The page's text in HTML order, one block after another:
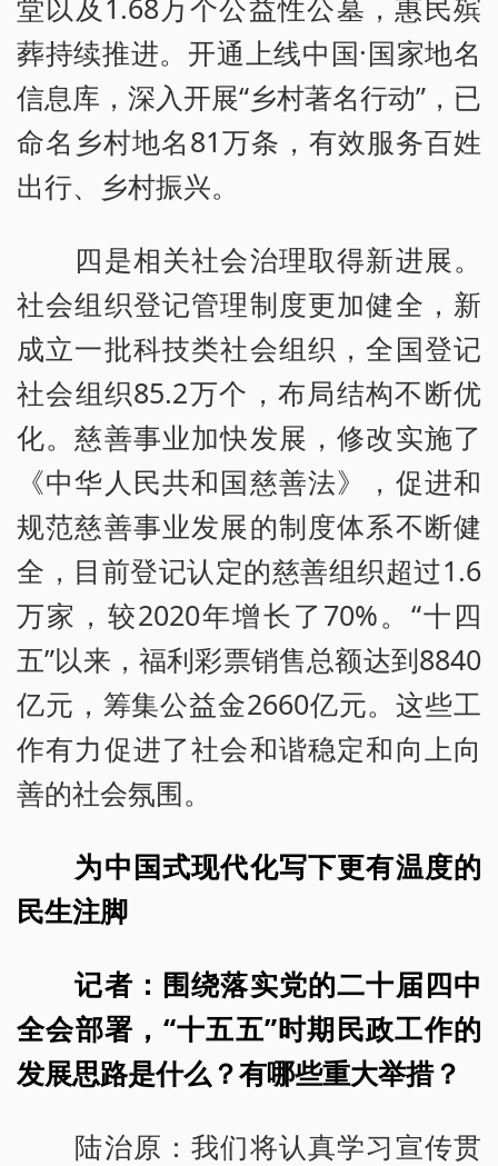
堂以及1.68万个公益性公墓，惠民殡
葬持续推进。开通上线中国·国家地名
信息库，深入开展“乡村著名行动”，已
命名乡村地名81万条，有效服务百姓
出行、乡村振兴。
四是相关社会治理取得新进展。
社会组织登记管理制度更加健全，新
成立一批科技类社会组织，全国登记
社会组织85.2万个，布局结构不断优
化。慈善事业加快发展，修改实施了
《中华人民共和国慈善法》，促进和
规范慈善事业发展的制度体系不断健
全，目前登记认定的慈善组织超过1.6
万家，较2020年增长了70%。“十四
五”以来，福利彩票销售总额达到8840
亿元，筹集公益金2660亿元。这些工
作有力促进了社会和谐稳定和向上向
善的社会氛围。
为中国式现代化写下更有温度的
民生注脚
记者：围绕落实党的二十届四中
全会部署，“十五五”时期民政工作的
发展思路是什么？有哪些重大举措？
陆治原：我们将认真学习宣传贯